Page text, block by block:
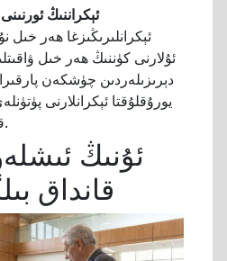
ئېكراننىڭ
ئېكرانلىرىڭىزغا ھەر خىل
ئۇلارنى كۈننىڭ ھەر خىل
دېرىزىلەردىن چۈشكەن
يورۇقلۇقتا ئېكرانلارنى
قىلىپ قويۇشى مۇمكىن.
ئۇنىڭ
قانداق